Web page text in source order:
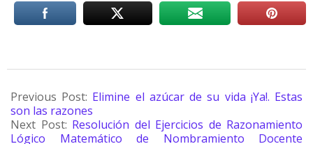
Previous Post: Elimine el azúcar de su vida ¡Ya!. Estas
son las razones
Next Post: Resolución del Ejercicios de Razonamiento
Lógico Matemático de Nombramiento Docente